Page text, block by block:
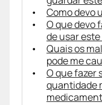
Como devo
O que devo
de usar
Quais os
pode me
O que fazer
quantidade